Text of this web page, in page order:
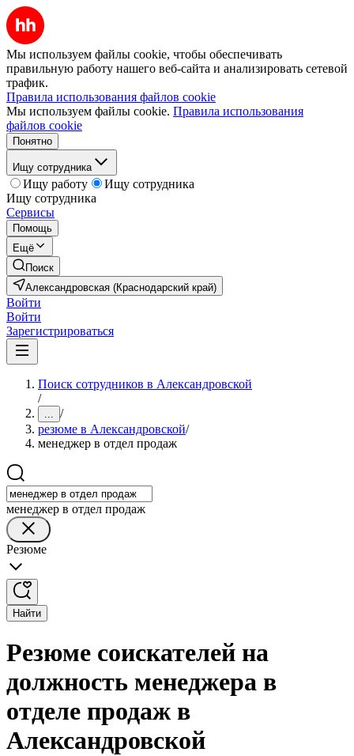
Мы используем файлы cookie, чтобы обеспечивать
правильную работу нашего веб-сайта и анализировать сетевой
трафик.
Правила использования файлов cookie
Мы используем файлы cookie. Правила использования
файлов cookie
Понятно
Ищу сотрудника
Ищу работу
Ищу сотрудника
Ищу сотрудника
Сервисы
Помощь
Ещё
Поиск
Александровская (Краснодарский край)
Войти
Войти
Зарегистрироваться
Поиск сотрудников в Александровской
/
... /
резюме в Александровской/
менеджер в отдел продаж
менеджер в отдел продаж
Резюме
Найти
Резюме соискателей на
должность менеджера в
отделе продаж в
Александровской